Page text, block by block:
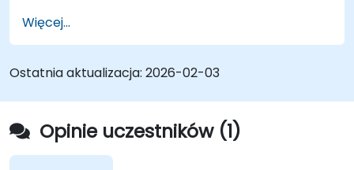
Więcej...
Ostatnia aktualizacja: 2026-02-03
Opinie uczestników (1)